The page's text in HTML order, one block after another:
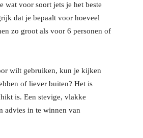
wat voor soort jets je het beste
dat je bepaalt voor hoeveel
zo groot als voor 6 personen of
wilt gebruiken, kun je kijken
of liever buiten? Het is
is. Een stevige, vlakke
advies in te winnen van